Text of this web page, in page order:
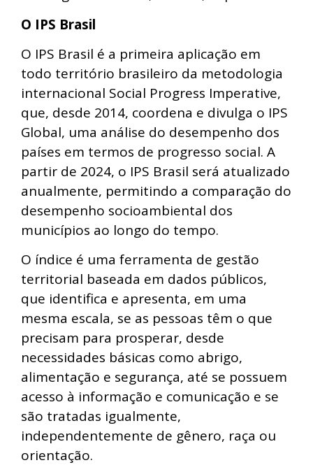
O IPS Brasil
O IPS Brasil é a primeira aplicação em
todo território brasileiro da metodologia
internacional Social Progress Imperative,
que, desde 2014, coordena e divulga o IPS
Global, uma análise do desempenho dos
países em termos de progresso social. A
partir de 2024, o IPS Brasil será atualizado
anualmente, permitindo a comparação do
desempenho socioambiental dos
municípios ao longo do tempo.
O índice é uma ferramenta de gestão
territorial baseada em dados públicos,
que identifica e apresenta, em uma
mesma escala, se as pessoas têm o que
precisam para prosperar, desde
necessidades básicas como abrigo,
alimentação e segurança, até se possuem
acesso à informação e comunicação e se
são tratadas igualmente,
independentemente de gênero, raça ou
orientação.